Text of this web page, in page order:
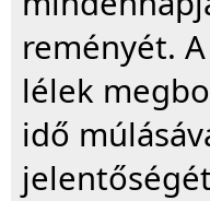
reményét.
lélek
idő